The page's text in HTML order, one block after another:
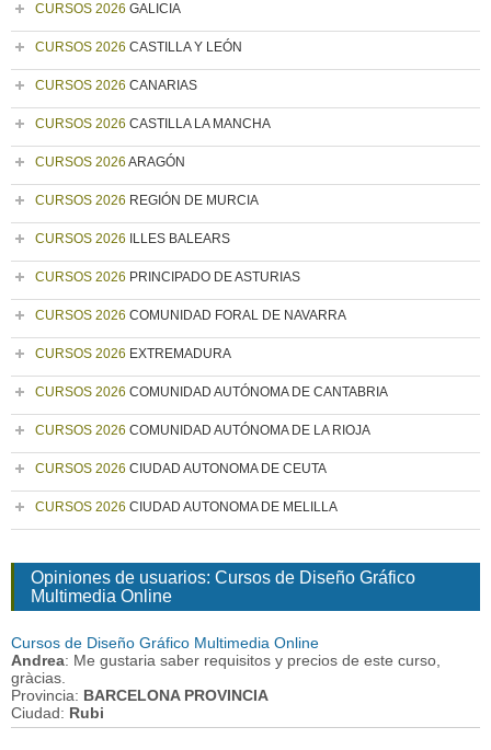
CURSOS 2026 GALICIA
CURSOS 2026 CASTILLA Y LEÓN
CURSOS 2026 CANARIAS
CURSOS 2026 CASTILLA LA MANCHA
CURSOS 2026 ARAGÓN
CURSOS 2026 REGIÓN DE MURCIA
CURSOS 2026 ILLES BALEARS
CURSOS 2026 PRINCIPADO DE ASTURIAS
CURSOS 2026 COMUNIDAD FORAL DE NAVARRA
CURSOS 2026 EXTREMADURA
CURSOS 2026 COMUNIDAD AUTÓNOMA DE CANTABRIA
CURSOS 2026 COMUNIDAD AUTÓNOMA DE LA RIOJA
CURSOS 2026 CIUDAD AUTONOMA DE CEUTA
CURSOS 2026 CIUDAD AUTONOMA DE MELILLA
Opiniones de usuarios: Cursos de Diseño Gráfico
Multimedia Online
Cursos de Diseño Gráfico Multimedia Online
Andrea: Me gustaria saber requisitos y precios de este curso,
gràcias.
Provincia: BARCELONA PROVINCIA
Ciudad: Rubi